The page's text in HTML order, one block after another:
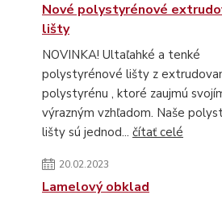
Nové polystyrénové
lišty
NOVINKA! Ultaľahké a tenké
polystyrénové lišty z
polystyrénu , ktoré zaujmú
výrazným vzhľadom. Naše
lišty sú jednod... čítať celé
20.02.2023
Lamelový obklad